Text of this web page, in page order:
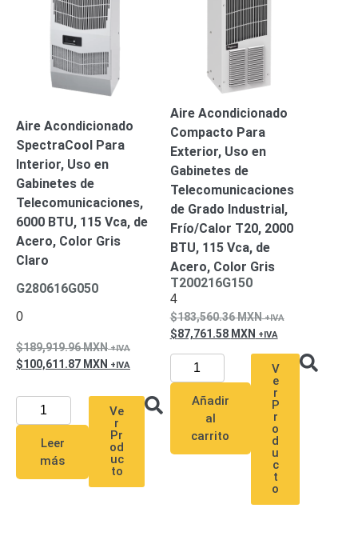
Pantallas
y
Mobiliario
AccesoriosMobiliario
de
Pantallas
MonitoresVideowall
Seguridad
Protección
Contra
Descargas
CoaxialCorriente
AlternaCorriente
Directa
/
Almacenamiento
NAS /
SAN /
Mecánicos
(HDD)
Memorias
SD /
Memorias
Aire Acondicionado
SpectraCool Para
Interior, Uso en
Gabinetes de
Telecomunicaciones,
6000 BTU, 115 Vca, de
Acero, Color Gris
Claro
G280616G050
0
189,919.96MXN
100,611.87 MXN
Leer
más
Ve
r
Pr
od
uc
to
Aire Acondicionado
Compacto Para
Exterior, Uso en
Gabinetes de
Telecomunicaciones
de Grado Industrial,
Frío/Calor T20, 2000
BTU, 115 Vca, de
Acero, Color Gris
T200216G150
4
183,560.36MXN
87,761.58 MXN
Añadir
al
carrito
V
e
r
P
r
o
d
u
c
t
o